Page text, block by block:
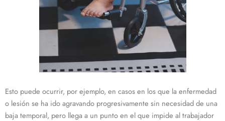
Esto puede ocurrir, por ejemplo, en casos en los que la enfermedad
o lesión se ha ido agravando progresivamente sin necesidad de una
baja temporal, pero llega a un punto en el que impide al trabajador